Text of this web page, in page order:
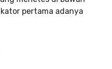
pertama adanya